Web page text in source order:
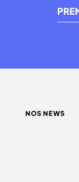
NOS NEWS